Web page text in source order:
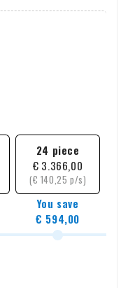
zorgen
sfeer.
je de
passen ook op
die momenteel op
24 piece
€ 3.366,00
(€ 140,25 p/s)
You save
€ 594,00